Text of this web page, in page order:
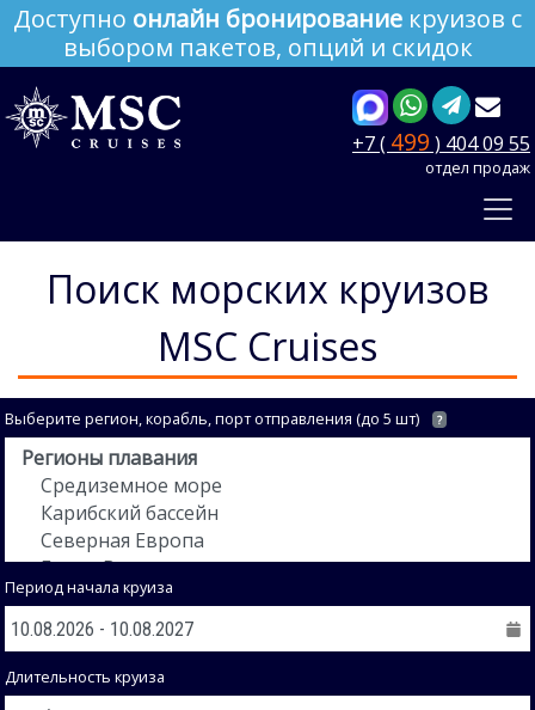
Доступно онлайн бронирование круизов с
выбором пакетов, опций и скидок
+7 ( 499 ) 404 09 55
отдел продаж
Поиск морских круизов
MSC Cruises
Выберите регион, корабль, порт отправления (до 5 шт) ?
Период начала круиза
Длительность круиза